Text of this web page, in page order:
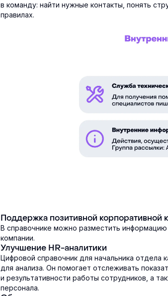
в команду: найти нужные контакты, понять
правилах.
Поддержка позитивной корпоративной
В справочнике можно разместить
компании.
Улучшение HR-аналитики
Цифровой справочник для начальника отдела
для анализа. Он помогает отслеживать
и результативности работы сотрудников, а
персонала.